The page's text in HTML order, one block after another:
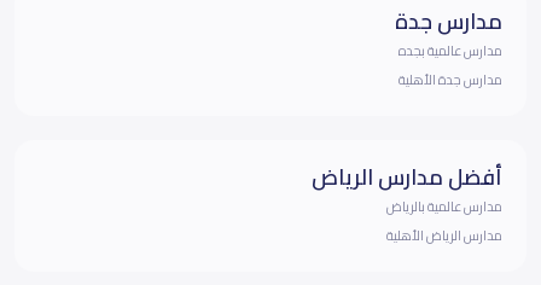
مدارس جدة
مدارس عالمية بجده
مدارس جدة الأهلية
أفضل مدارس الرياض
مدارس عالمية بالرياض
مدارس الرياض الأهلية